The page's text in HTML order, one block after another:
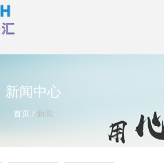
新闻中心
首页 / 新闻